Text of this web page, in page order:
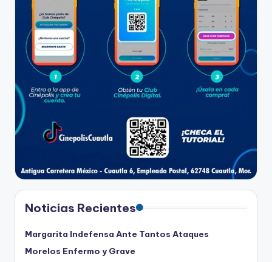
Noticias Recientes
Margarita Indefensa Ante Tantos Ataques
Morelos Enfermo y Grave